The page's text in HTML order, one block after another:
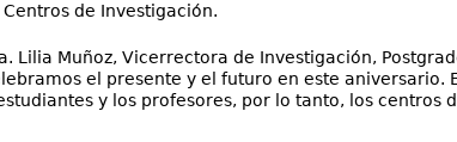
de Investigación.
Lilia Muñoz, Vicerrectora de Investigación,
el presente y el futuro en este aniversario.
y los profesores, por lo tanto, los centros